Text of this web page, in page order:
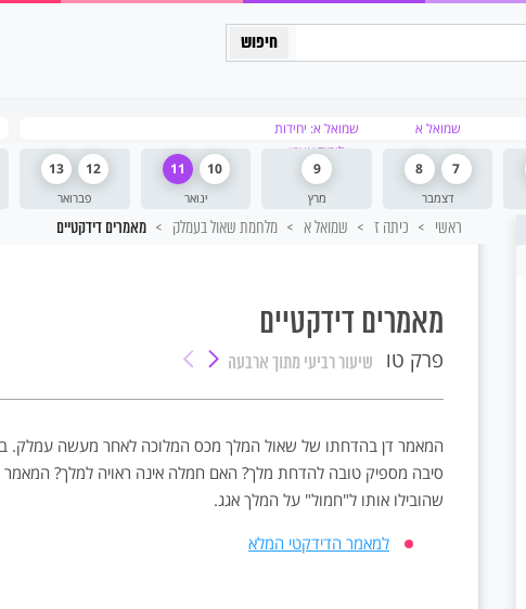
כיתה יב
שמואל א
שמואל א: יחידות
לימוד עצמי
דצמבר
7
8
מרץ
9
ינואר
10
11
פברואר
12
13
ראשי כיתה ז שמואל א מלחמת שאול בעמלק מאמרים דידקטיים
מאמרים דידקטיים
פרק טו שיעור רביעי מתוך ארבעה
המאמר דן בהדחתו של שאול המלך מכס המלוכה לאחר מעשה עמלק.
סיבה מספיק טובה להדחת מלך? האם חמלה אינה ראויה למלך? המאמר
שהובילו אותו ל"חמול" על המלך אגג.
למאמר הדידקטי המלא